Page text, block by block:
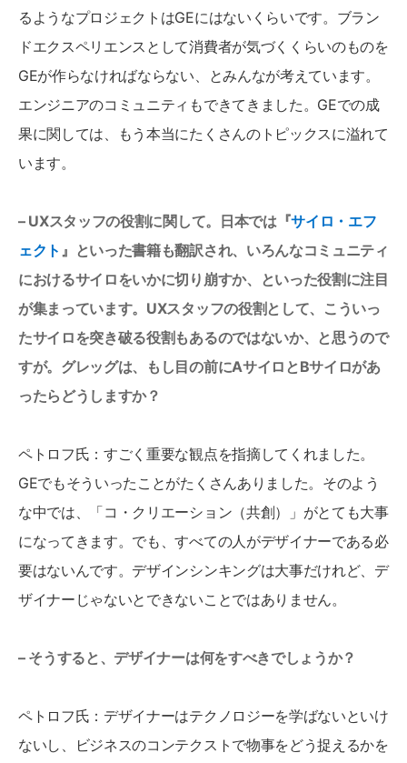
るようなプロジェクトはGEにはないくらいです。ブラン
ドエクスペリエンスとして消費者が気づくくらいのものを
GEが作らなければならない、とみんなが考えています。
エンジニアのコミュニティもできてきました。GEでの成
果に関しては、もう本当にたくさんのトピックスに溢れて
います。
– UXスタッフの役割に関して。日本では『サイロ・エフ
ェクト 』といった書籍も翻訳され、いろんなコミュニティ
におけるサイロをいかに切り崩すか、といった役割に注目
が集まっています。UXスタッフの役割として、こういっ
たサイロを突き破る役割もあるのではないか、と思うので
すが。グレッグは、もし目の前にAサイロとBサイロがあ
ったらどうしますか？
ペトロフ氏：すごく重要な観点を指摘してくれました。
GEでもそういったことがたくさんありました。そのよう
な中では、「コ・クリエーション（共創）」がとても大事
になってきます。でも、すべての人がデザイナーである必
要はないんです。デザインシンキングは大事だけれど、デ
ザイナーじゃないとできないことではありません。
– そうすると、デザイナーは何をすべきでしょうか？
ペトロフ氏：デザイナーはテクノロジーを学ばないといけ
ないし、ビジネスのコンテクストで物事をどう捉えるかを